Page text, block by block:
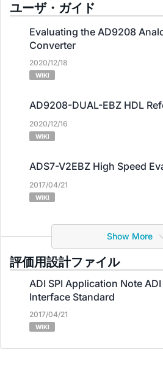
ユーザ・ガイド
Evaluating the AD9208
Converter
2020/12/18
WIKI
AD9208-DUAL-EBZ HDL
2020/12/16
WIKI
ADS7-V2EBZ High Speed
2017/04/21
WIKI
Show More
評価用設計ファイル
ADI SPI Application Note
Interface Standard
2017/04/21
WIKI